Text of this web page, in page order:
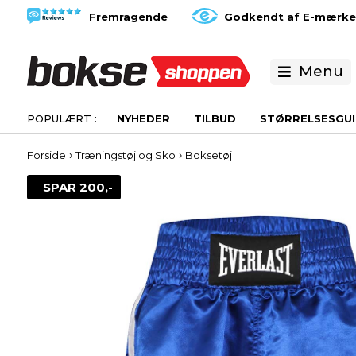
Fremragende Godkendt af E-
Menu
NYHEDER TILBUD
Forside ›Træningstøj og Sko › Boksetøj
SPAR 200,-